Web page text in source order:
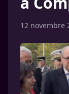
12 novembre